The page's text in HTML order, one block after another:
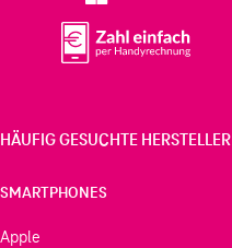
HÄUFIG GESUCHTE HERSTELLER
SMARTPHONES
Apple